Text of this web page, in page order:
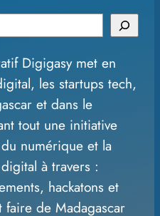
Digigasy met en
les startups tech,
et dans le
tout une initiative
numérique et la
à travers :
hackatons et
faire de Madagascar